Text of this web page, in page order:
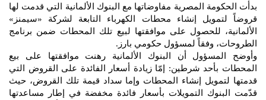
بدأت الحكومة المصرية مفاوضاتها مع البنوك الألمانية التي قدمت لها
قروضاً لتمويل إنشاء محطات الكهرباء التابعة لشركة «سيمنز»
الألمانية، للحصول على موافقتها لبيع تلك المحطات ضمن برنامج
الطروحات، وفقاً لمسؤول حكومي بارز.
وأوضح المسؤول أن البنوك الألمانية رهنت موافقتها على بيع
المحطات بأحد شرطين: إمّا زيادة أسعار الفائدة على القروض التي
قدمتها لتمويل إنشاء المحطات وإما سداد قيمة تلك القروض، حيث
قدّمت البنوك التمويلات بأسعار فائدة مخفضة في إطار مساعدتها